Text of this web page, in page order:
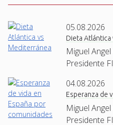
05.08.2026
Dieta
Miguel
Presidente
04.08.2026
Esperanza de
Miguel
Presidente